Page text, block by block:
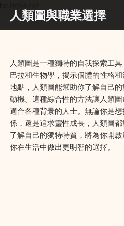
人類圖與職業選擇
人類圖是一種獨特的自我探索工
巴拉和生物學，揭示個體的性格
地點，人類圖能幫助你了解自己
動機。這種綜合性的方法讓人類
適合各種背景的人士。無論你是
係，還是追求靈性成長，人類圖都
了解自己的獨特特質，將為你開
你在生活中做出更明智的選擇。